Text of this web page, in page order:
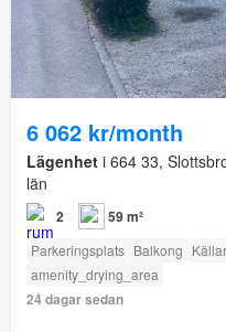
6 062 kr/month
Lägenhet i 664 33,
län
2 59 m²
Parkeringsplats Balkong
amenity_drying_area
24 dagar sedan